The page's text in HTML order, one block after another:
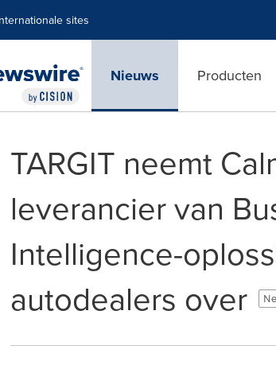
sites
Nieuws Producten
TARGIT neemt
leverancier van
Intelligence-
autodealers over